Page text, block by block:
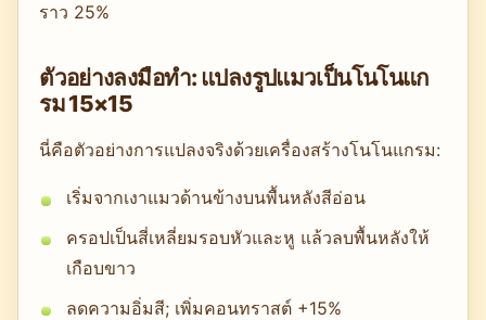
ราว 25%
ตัวอย่างลงมือทำ: แปลงรูปแมวเป็นโนโนแก
รม 15×15
นี่คือตัวอย่างการแปลงจริงด้วยเครื่องสร้างโนโนแกรม:
เริ่มจากเงาแมวด้านข้างบนพื้นหลังสีอ่อน
ครอปเป็นสี่เหลี่ยมรอบหัวและหู แล้วลบพื้นหลังให้
เกือบขาว
ลดความอิ่มสี; เพิ่มคอนทราสต์ +15%